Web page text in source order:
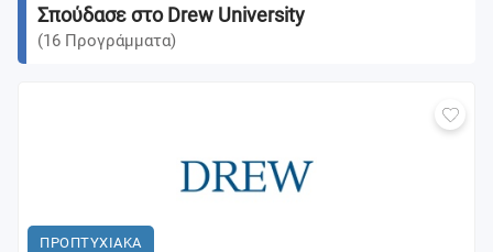
Σπούδασε στο Drew University
(16 Προγράμματα)
ΠΡΟΠΤΥΧΙΑΚΑ